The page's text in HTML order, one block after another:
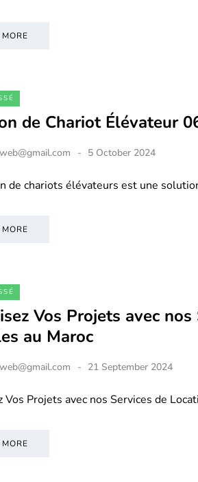
de Chariot Élévateur
5 October 2024
de chariots élévateurs est une
Vos Projets avec
au Maroc
21 September 2024
Vos Projets avec nos Services de